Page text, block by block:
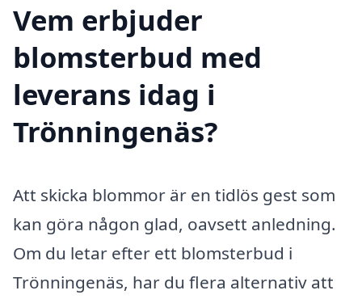
Vem erbjuder
blomsterbud med
leverans idag i
Trönningenäs?
Att skicka blommor är en tidlös gest som
kan göra någon glad, oavsett anledning.
Om du letar efter ett blomsterbud i
Trönningenäs, har du flera alternativ att